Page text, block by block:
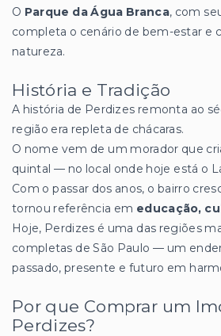
O Parque da Água Branca, com
completa o cenário de bem-estar e
natureza.
História e Tradição
A história de Perdizes remonta ao
região era repleta de chácaras.
O nome vem de um morador que
quintal — no local onde hoje está o
Com o passar dos anos, o bairro
tornou referência em educação,
Hoje, Perdizes é uma das regiões
completas de São Paulo — um
passado, presente e futuro em
Por que Comprar um
Perdizes?